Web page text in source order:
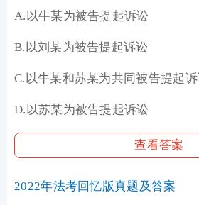
A.以牛某为被告提起诉讼
B.以刘某为被告提起诉讼
C. 以牛某和苏某为共同被告提起
D. 以苏某为被告提起诉讼
查看答案
2022年法考回忆版真题及答案